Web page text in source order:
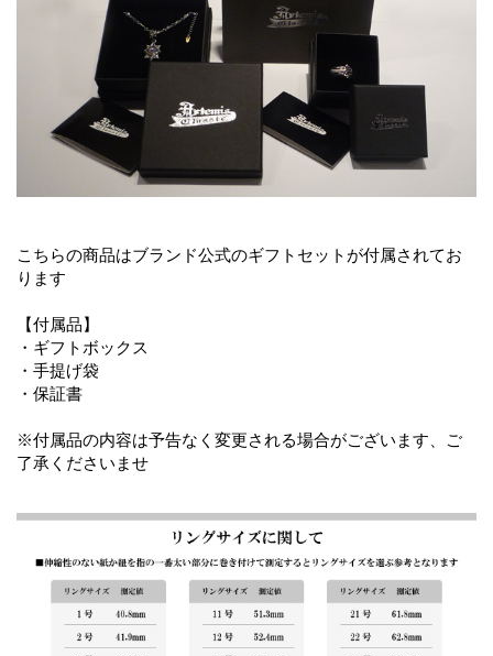
こちらの商品はブランド公式のギフトセットが付属されてお
ります
【付属品】
・ギフトボックス
・手提げ袋
・保証書
※付属品の内容は予告なく変更される場合がございます、ご
了承くださいませ